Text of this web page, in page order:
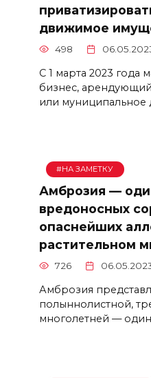
движимое
498
С 1 марта 2023 года
бизнес,
или
#НА ЗАМЕТКУ
Амброзия —
вредоносных
опаснейших
растительном
726
Амброзия
полыннолистной,
многолетней —